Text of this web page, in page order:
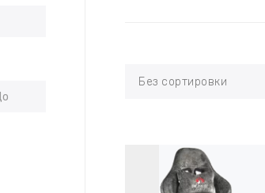
Без сортировки